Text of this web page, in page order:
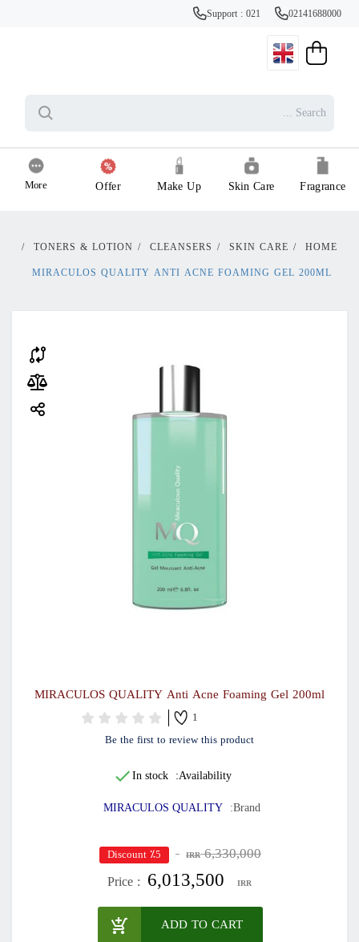
Support : 021 02141688000
Fragrance
Skin Care
Make Up
Offer
More
HOME
/
SKIN CARE
/
CLEANSERS
/
TONERS & LOTION
/
MIRACULOS QUALITY ANTI ACNE FOAMING GEL 200ML
MIRACULOS QUALITY Anti Acne Foaming Gel 200ml
1
Be the first to review this product
Availability:
In stock
Brand:
MIRACULOS QUALITY
6,330,000
IRR ٪5 Discount
Price : 6,013,500 IRR
ADD TO CART